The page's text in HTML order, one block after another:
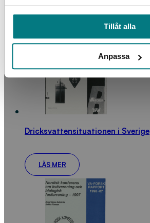
Tillåt alla
Anpassa
LÄS MER
Dricksvattensituationen i Sverige
LÄS MER